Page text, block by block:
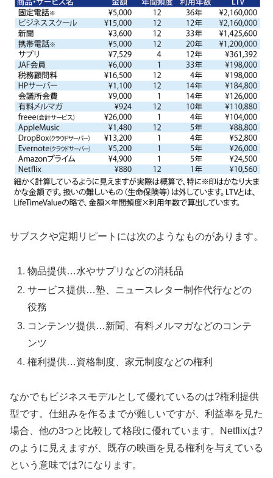
サブスクや定期リピートには次のようなものがあります。
物品提供…水やサプリなどの消耗品
サービス提供…塾、ニュースレター制作代行などの
役務
コンテンツ提供…新聞、有料メルマガなどのコンテ
ンツ
権利提供…資格制度、家元制度などの権利
なかでもビジネスモデルとして優れているのは?権利提供
型です。仕組みを作るまでが難しいですが、利益率を見た
場合、他の3つと比較して格段に優れています。Netflixは?
のように見えますが、既存の映画を見る権利を与えている
という意味では?になります。